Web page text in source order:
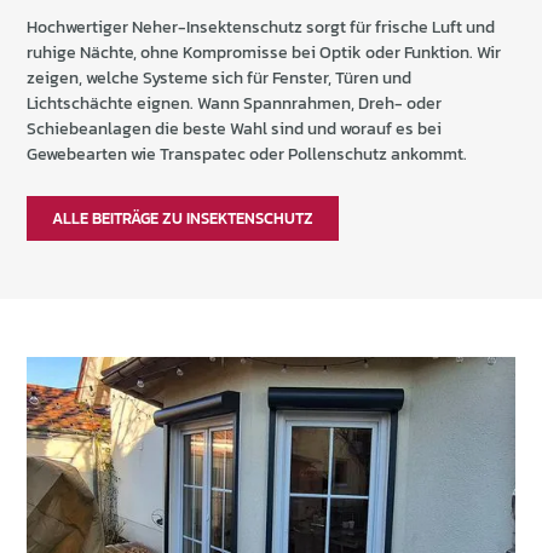
Hochwertiger Neher-Insektenschutz sorgt für frische Luft und
ruhige Nächte, ohne Kompromisse bei Optik oder Funktion. Wir
zeigen, welche Systeme sich für Fenster, Türen und
Lichtschächte eignen. Wann Spannrahmen, Dreh- oder
Schiebeanlagen die beste Wahl sind und worauf es bei
Gewebearten wie Transpatec oder Pollenschutz ankommt.
ALLE BEITRÄGE ZU INSEKTENSCHUTZ